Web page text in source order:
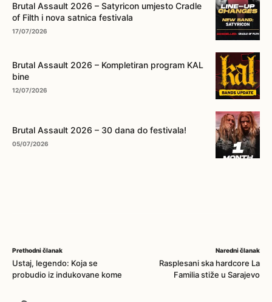
Brutal Assault 2026 – Satyricon umjesto Cradle
of Filth i nova satnica festivala
17/07/2026
Brutal Assault 2026 – Kompletiran program KAL
bine
12/07/2026
Brutal Assault 2026 – 30 dana do festivala!
05/07/2026
Prethodni članak
Ustaj, legendo: Koja se
probudio iz indukovane kome
Naredni članak
Rasplesani ska hardcore La
Familia stiže u Sarajevo